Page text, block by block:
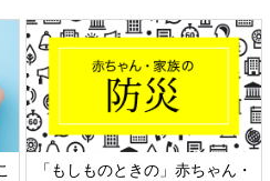
ッ
六星占術 細木かおりさんの